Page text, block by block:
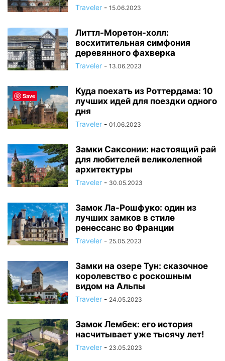
Traveler - 15.06.2023
Литтл-Моретон-холл:
восхитительная симфония
деревянного фахверка
Traveler - 13.06.2023
Куда поехать из Роттердама: 10
лучших идей для поездки одного
дня
Traveler - 01.06.2023
Замки Саксонии: настоящий рай
для любителей великолепной
архитектуры
Traveler - 30.05.2023
Замок Ла-Рошфуко: один из
лучших замков в стиле
ренессанс во Франции
Traveler - 25.05.2023
Замки на озере Тун: сказочное
королевство с роскошным
видом на Альпы
Traveler - 24.05.2023
Замок Лембек: его история
насчитывает уже тысячу лет!
Traveler - 23.05.2023
Save